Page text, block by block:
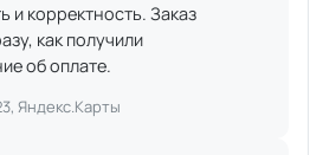
и корректность. Заказ
как получили
об оплате.
Яндекс.Карты